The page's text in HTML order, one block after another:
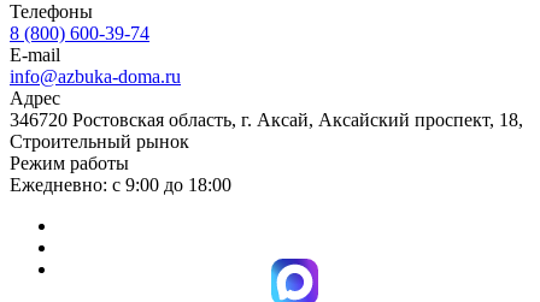
Телефоны
8 (800) 600-39-74
E-mail
info@azbuka-doma.ru
Адрес
346720 Ростовская область, г. Аксай, Аксайский проспект, 18,
Строительный рынок
Режим работы
Ежедневно: с 9:00 до 18:00